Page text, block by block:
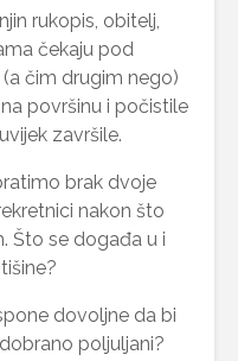
rukopis, obitelj,
čekaju pod
čim drugim nego)
površinu i počistile
završile.
brak dvoje
nakon što
Što se događa u i
dovoljne da bi
poljuljani?